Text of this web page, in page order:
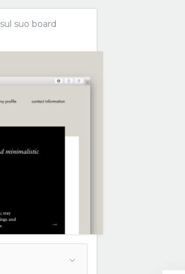
sul suo board